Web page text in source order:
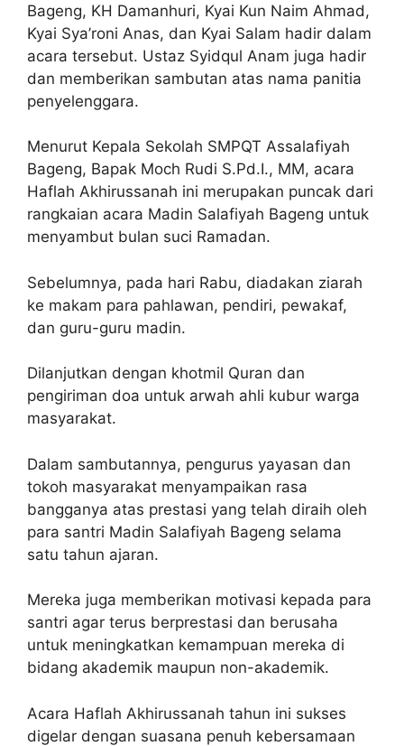
Bageng, KH Damanhuri, Kyai Kun Naim Ahmad,
Kyai Sya’roni Anas, dan Kyai Salam hadir dalam
acara tersebut. Ustaz Syidqul Anam juga hadir
dan memberikan sambutan atas nama panitia
penyelenggara.
Menurut Kepala Sekolah SMPQT Assalafiyah
Bageng, Bapak Moch Rudi S.Pd.I., MM, acara
Haflah Akhirussanah ini merupakan puncak dari
rangkaian acara Madin Salafiyah Bageng untuk
menyambut bulan suci Ramadan.
Sebelumnya, pada hari Rabu, diadakan ziarah
ke makam para pahlawan, pendiri, pewakaf,
dan guru-guru madin.
Dilanjutkan dengan khotmil Quran dan
pengiriman doa untuk arwah ahli kubur warga
masyarakat.
Dalam sambutannya, pengurus yayasan dan
tokoh masyarakat menyampaikan rasa
bangganya atas prestasi yang telah diraih oleh
para santri Madin Salafiyah Bageng selama
satu tahun ajaran.
Mereka juga memberikan motivasi kepada para
santri agar terus berprestasi dan berusaha
untuk meningkatkan kemampuan mereka di
bidang akademik maupun non-akademik.
Acara Haflah Akhirussanah tahun ini sukses
digelar dengan suasana penuh kebersamaan